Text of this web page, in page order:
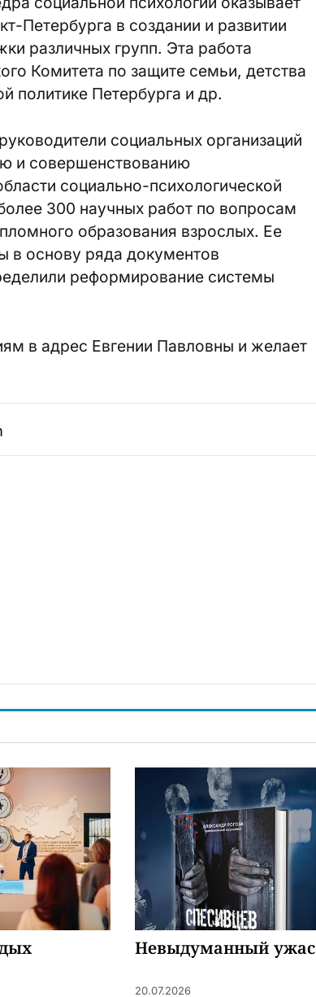
Петербурга в создании и развитии
различных групп. Эта работа
Комитета по защите семьи, детства
политике Петербурга и др.
социальных организаций
и совершенствованию
социально-психологической
300 научных работ по вопросам
образования взрослых. Ее
в основу ряда документов
реформирование системы
в адрес Евгении Павловны и желает
Невыдуманный ужас
20.07.2026